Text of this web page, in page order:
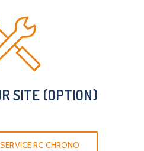
SITE (OPTION)
RC CHRONO